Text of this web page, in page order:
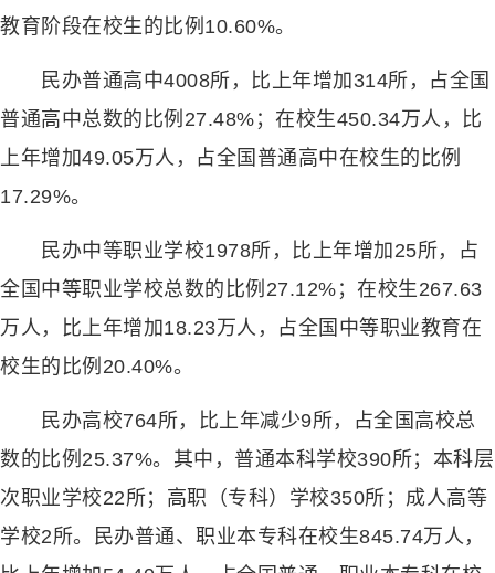
教育阶段在校生的比例10.60%。
民办普通高中4008所，比上年增加314所，占全国
普通高中总数的比例27.48%；在校生450.34万人，比
上年增加49.05万人，占全国普通高中在校生的比例
17.29%。
民办中等职业学校1978所，比上年增加25所，占
全国中等职业学校总数的比例27.12%；在校生267.63
万人，比上年增加18.23万人，占全国中等职业教育在
校生的比例20.40%。
民办高校764所，比上年减少9所，占全国高校总
数的比例25.37%。其中，普通本科学校390所；本科层
次职业学校22所；高职（专科）学校350所；成人高等
学校2所。民办普通、职业本专科在校生845.74万人，